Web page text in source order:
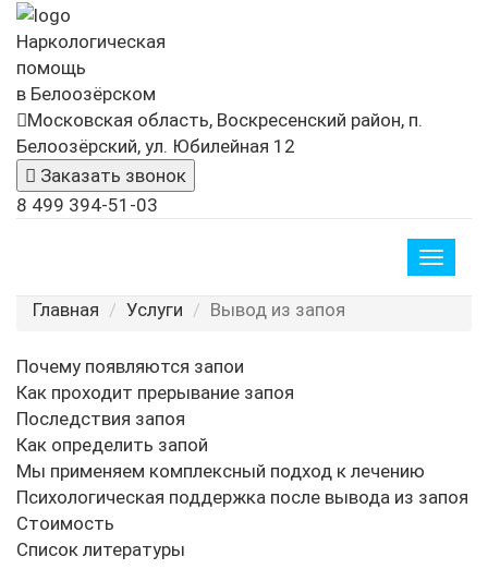
Наркологическая
помощь
в Белоозёрском
Московская область, Воскресенский район, п.
Белоозёрский, ул. Юбилейная 12
Заказать звонок
8 499 394-51-03
Toggle
Главная
Услуги Вывод из запоя
Почему появляются запои
Как проходит прерывание запоя
Последствия запоя
Как определить запой
Мы применяем комплексный подход к лечению
Психологическая поддержка после вывода из запоя
Стоимость
Список литературы